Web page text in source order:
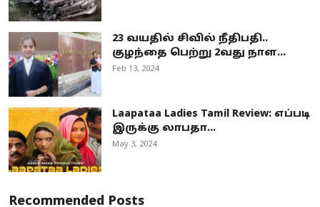
23 வயதில் சிவில் நீதிபதி..
குழந்தை பெற்று 2வது நாள...
Feb 13, 2024
Laapataa Ladies Tamil Review: எப்படி
இருக்கு லாபதா...
May 3, 2024
Recommended Posts